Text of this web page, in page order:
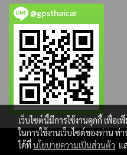
@gpsthaicar
เว็บไซต์นี้มีการใช้งานคุกกี้ เพื่อ
ในการใช้งานเว็บไซต์ของท่าน ท่
ได้ที่นโยบายความเป็นส่วนตัว แ